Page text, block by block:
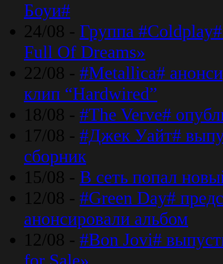
Боуи#
24/08 - Группа
Full Of Dreams»
22/08 - #Metallica#
клип “Hardwired”
18/08 - #The Verve#
17/08 - #Джек Уайт#
сборник
15/08 - В сеть попал
12/08 - #Green Day#
анонсировали альбом
12/08 - #Bon Jovi#